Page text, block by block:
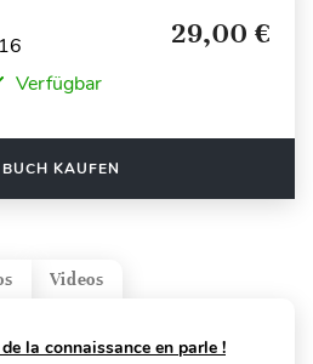
29,00 €
Verfügbar
BUCH KAUFEN
Videos
la connaissance en parle !